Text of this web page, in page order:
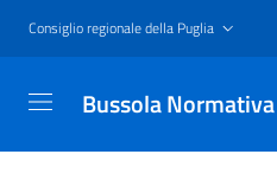
Consiglio regionale della Puglia
Bussola Normativa